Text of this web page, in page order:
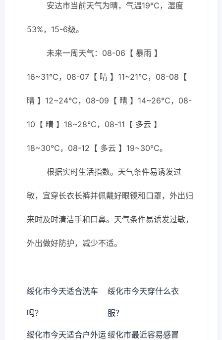
安达市当前天气为晴，气温19℃，湿度
53%，15-6级。
未来一周天气：08-06【 暴雨 】
16~31℃，08-07【 晴 】11~21℃，08-08【
晴 】12~24℃，08-09【 晴 】14~26℃，08-
10【 晴 】18~28℃，08-11【 多云 】
18~30℃，08-12【 多云 】19~30℃。
根据实时生活指数。天气条件易诱发过
敏，宜穿长衣长裤并佩戴好眼镜和口罩，外出归
来时及时清洁手和口鼻。天气条件易诱发过敏，
外出做好防护，减少不适。
绥化市今天适合洗车
吗？
绥化市今天穿什么衣
服？
绥化市今天适合户外运绥化市最近容易感冒